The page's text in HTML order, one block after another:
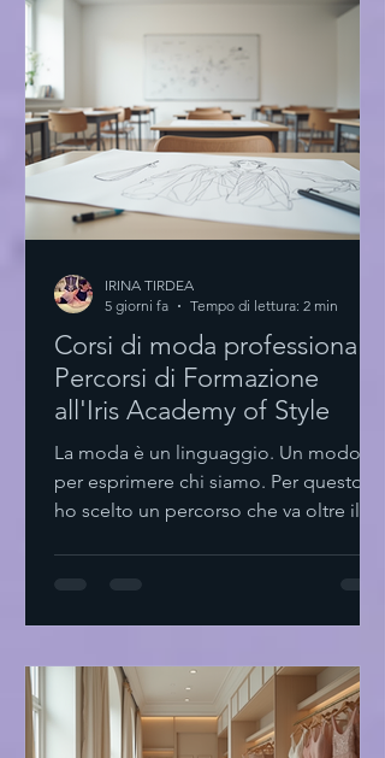
Corsi di moda professionale:
Percorsi di Formazione
all'Iris Academy of Style
La moda è un linguaggio. Un modo
per esprimere chi siamo. Per questo
ho scelto un percorso che va oltre il
professionale sono il primo passo.
Styling personale Design tessile
Comunicazione visiva Trend
forecasting Ogni modulo è pensato
IRINA TIRDEA
5 giorni fa
Tempo di lettura: 2 min